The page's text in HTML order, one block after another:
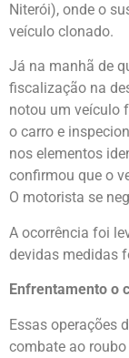
Niterói), onde o
veículo clonado.
Já na manhã de
fiscalização na
notou um veículo
o carro e
nos elementos
confirmou que o
O motorista se
A ocorrência foi
devidas medidas
Enfrentamento o
Essas operações
combate ao